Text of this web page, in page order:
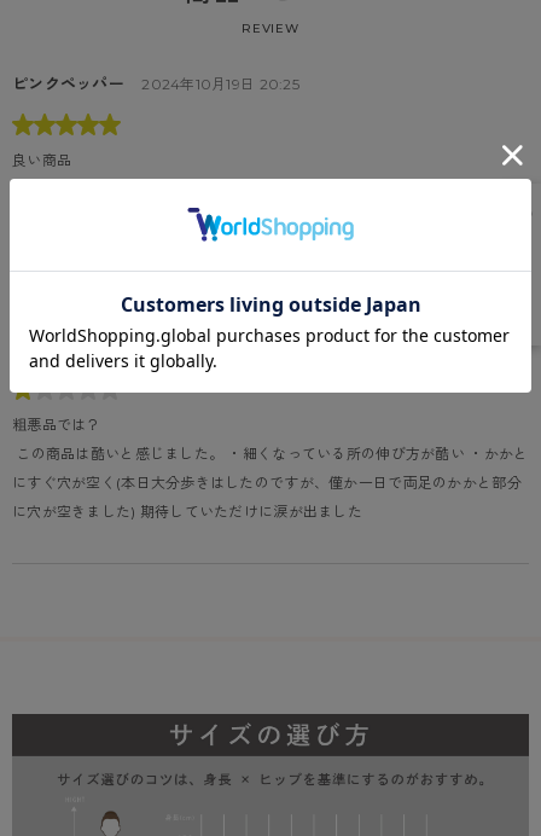
REVIEW
ピンクペッパー 2024年10月19日 20:25
良い商品
0デニールの物を購入しました。昨年も購入し良かったので、今年も活躍して
くれると思います。 店舗では、余り見かけないのが残念です。
マチルダ 2024年2月3日 23:11
粗悪品では？
にすぐ穴が空く(本日大分歩きはしたのですが、僅か一日で両足のかかと部分
に穴が空きました) 期待していただけに涙が出ました